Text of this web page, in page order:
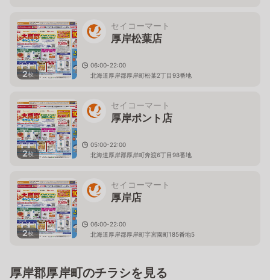
2枚
セイコーマート
厚岸松葉店
06:00-22:00
北海道厚岸郡厚岸町松葉2丁目93番地
2枚
セイコーマート
厚岸ポント店
05:00-22:00
北海道厚岸郡厚岸町奔渡6丁目98番地
2枚
セイコーマート
厚岸店
06:00-22:00
北海道厚岸郡厚岸町字宮園町185番地5
厚岸郡厚岸町のチラシを見る